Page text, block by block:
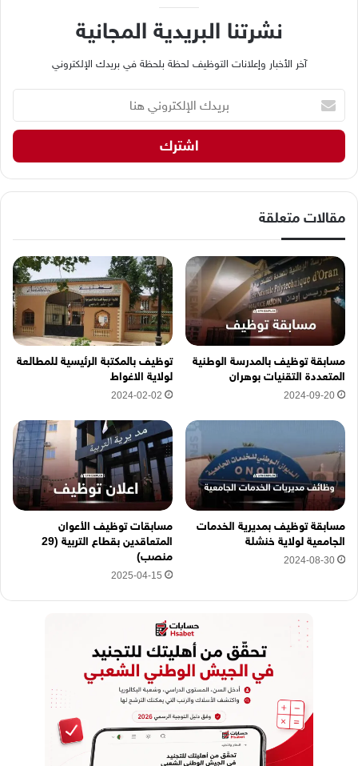
نشرتنا البريدية المجانية
آخر الأخبار وإعلانات التوظيف لحظة بلحظة في بريدك الإلكتروني
ي
ك
ا
إ
ت
ر
و
ي
ن
ا
مقالات متعلقة
مسابقة توظيف بالمدرسة الوطنية
المتعددة التقنيات بوهران
2024-09-20
توظيف بالمكتبة الرئيسية للمطالعة
لولاية الاغواط
2024-02-02
مسابقة توظيف بمديرية الخدمات
الجامعية لولاية خنشلة
2024-08-30
مسابقات توظيف الأعوان
المتعاقدين بقطاع التربية (29
منصب)
2025-04-15